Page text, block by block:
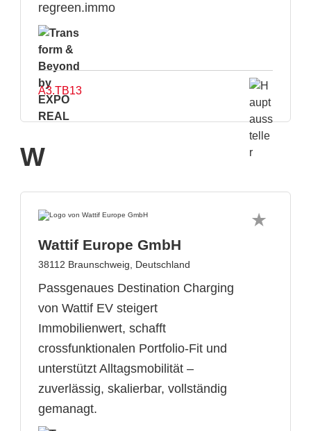
regreen.immo
A3.TB13
W
Wattif Europe GmbH
38112 Braunschweig, Deutschland
Passgenaues Destination Charging
von Wattif EV steigert
Immobilienwert, schafft
crossfunktionalen Portfolio-Fit und
unterstützt Alltagsmobilität –
zuverlässig, skalierbar, vollständig
gemanagt.